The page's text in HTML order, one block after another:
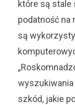
które są stale
podatność na
są
wyszukiwania
szkód, jakie